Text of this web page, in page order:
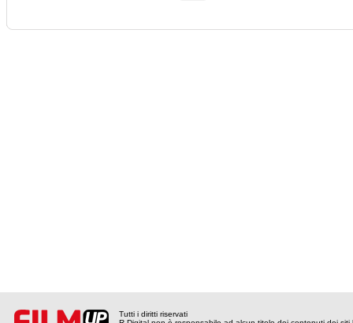
Tutti i diritti riservati